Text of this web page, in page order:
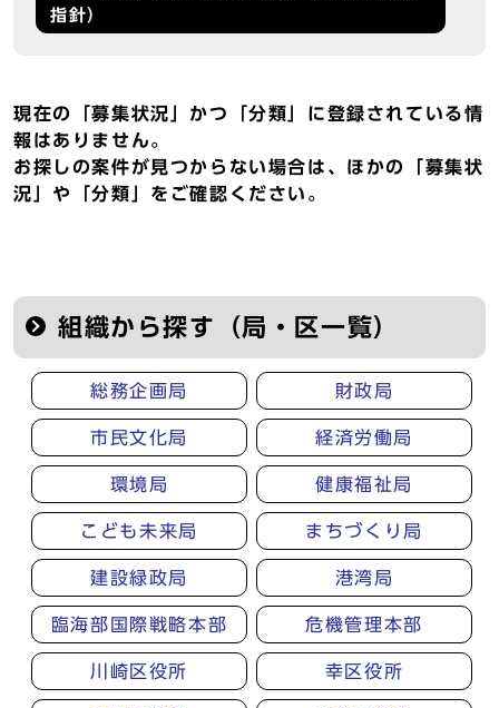
指針）
現在の「募集状況」かつ「分類」に登録されている情
報はありません。
お探しの案件が見つからない場合は、ほかの「募集状
況」や「分類」をご確認ください。
組織から探す（局・区一覧）
総務企画局 財政局
市民文化局 経済労働局
環境局 健康福祉局
こども未来局 まちづくり局
建設緑政局 港湾局
臨海部国際戦略本部 危機管理本部
川崎区役所 幸区役所